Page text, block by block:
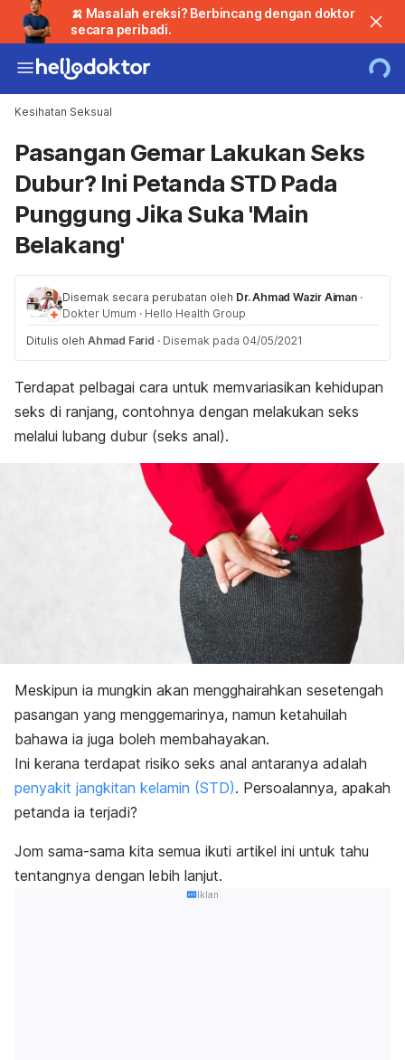
🍌 Masalah ereksi? Berbincang dengan doktor
secara peribadi.
Kesihatan Seksual
Pasangan Gemar Lakukan Seks
Dubur? Ini Petanda STD Pada
Punggung Jika Suka 'Main
Belakang'
Disemak secara perubatan oleh Dr. Ahmad Wazir Aiman ·
Dokter Umum · Hello Health Group
Ditulis oleh Ahmad Farid · Disemak pada 04/05/2021
Terdapat pelbagai cara untuk memvariasikan kehidupan
seks di ranjang, contohnya dengan melakukan seks
melalui lubang dubur (seks anal).
Meskipun ia mungkin akan mengghairahkan sesetengah
pasangan yang menggemarinya, namun ketahuilah
bahawa ia juga boleh membahayakan.
Ini kerana terdapat risiko seks anal antaranya adalah
penyakit jangkitan kelamin (STD). Persoalannya, apakah
petanda ia terjadi?
Jom sama-sama kita semua ikuti artikel ini untuk tahu
tentangnya dengan lebih lanjut.
Iklan